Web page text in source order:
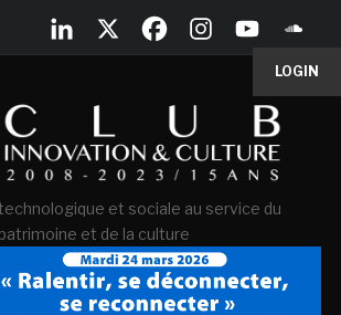
LOGIN
et sociale au service du
patrimoine et de la culture